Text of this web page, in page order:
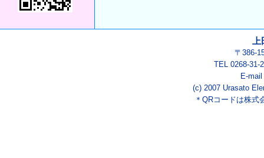
〒386-
TEL 0268-
E-mail
(c) 2007 Urasato
＊QRコードは株式